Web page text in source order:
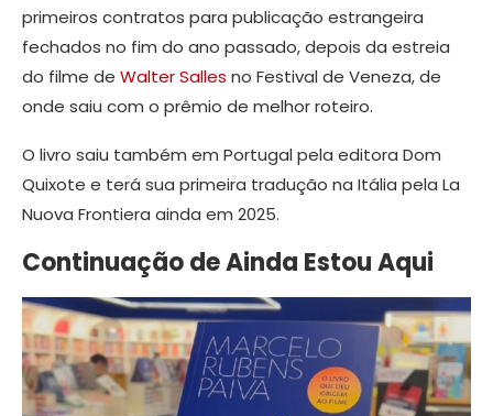
primeiros contratos para publicação estrangeira
fechados no fim do ano passado, depois da estreia
do filme de Walter Salles no Festival de Veneza, de
onde saiu com o prêmio de melhor roteiro.
O livro saiu também em Portugal pela editora Dom
Quixote e terá sua primeira tradução na Itália pela La
Nuova Frontiera ainda em 2025.
Continuação de Ainda Estou Aqui